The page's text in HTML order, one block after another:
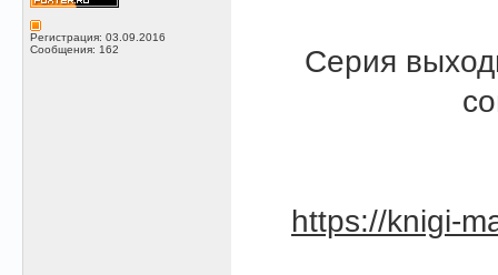
Регистрация: 03.09.2016
Сообщения: 162
Серия
https://knigi-